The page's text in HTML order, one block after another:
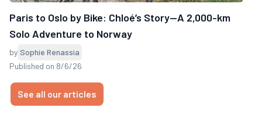
Paris to Oslo by Bike: Chloé’s Story—A 2,000-km
Solo Adventure to Norway
by Sophie Renassia
Published on 8/6/26
See all our articles